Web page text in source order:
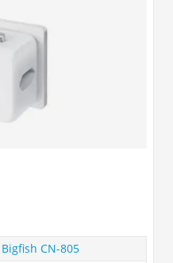
Bigfish CN-805